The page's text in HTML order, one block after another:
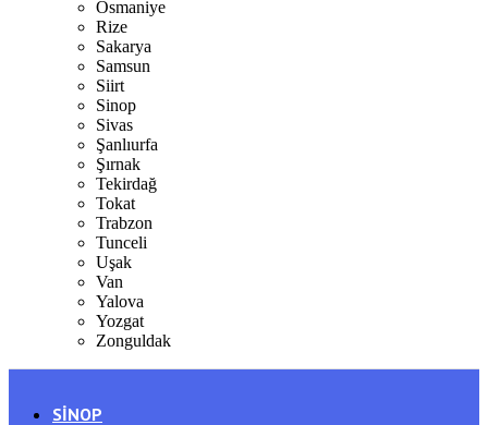
Osmaniye
Rize
Sakarya
Samsun
Siirt
Sinop
Sivas
Şanlıurfa
Şırnak
Tekirdağ
Tokat
Trabzon
Tunceli
Uşak
Van
Yalova
Yozgat
Zonguldak
SINOP